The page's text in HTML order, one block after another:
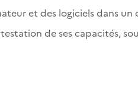
et des logiciels dans
de ses capacités,